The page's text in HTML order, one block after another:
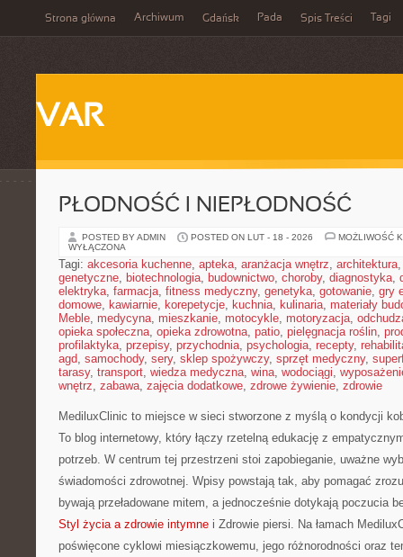
Strona główna Archiwum Gdańsk Pada Spis Treści Tagi
VAR
PŁODNOŚĆ I NIEPŁODNOŚĆ
POSTED BY ADMIN POSTED ON LUT - 18 - 2026
MOŻLIWOŚĆ
WYŁĄCZONA
Tagi: akcesoria kuchenne, apteka, aranżacja wnętrz, architektura
genetyczne, biotechnologia, budownictwo, choroby, diagnostyka,
elektryka, farmacja, fitness medyczny, genetyka, gotowanie, gry
domowe, kawiarnie, korepetycje, kuchnia, kulinaria, materiały
Meble, medycyna, mieszkanie, motocykle, motoryzacja,
opieka społeczna, opieka zdrowotna, patio, pielęgnacja roślin,
profilaktyka, przepisy, przychodnia, psychologia, recepty,
agd, samochody, sery, sklep spożywczy, sprzęt medyczny,
tarasy, transport, wiedza medyczna, wina, wodociągi,
wnętrz, zabawa, zajęcia dodatkowe, zdrowe żywienie, zdrowie
MediluxClinic to miejsce w sieci stworzone z myślą o kondycji
To blog internetowy, który łączy rzetelną edukację z
potrzeb. W centrum tej przestrzeni stoi zapobieganie, uważne
świadomości zdrowotnej. Wpisy powstają tak, aby pomagać
bywają przeładowane mitem, a jednocześnie dotykają poczucia
Styl życia a zdrowie intymne i Zdrowie piersi. Na łamach
poświęcone cyklowi miesiączkowemu, jego różnorodności oraz